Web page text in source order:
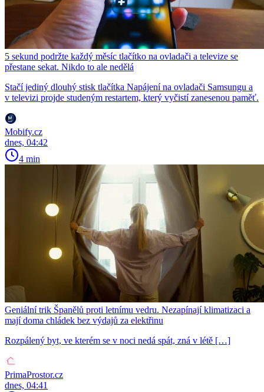
5 sekund podržte každý měsíc tlačítko na ovladači a televize se
přestane sekat. Nikdo to ale nedělá
Stačí jediný dlouhý stisk tlačítka Napájení na ovladači Samsungu a
v televizi projde studeným restartem, který vyčistí zanesenou paměť.
Mobify.cz
dnes, 04:42
4 min
Geniální trik Španělů proti letnímu vedru. Nezapínají klimatizaci a
mají doma chládek bez výdajů za elektřinu
Rozpálený byt, ve kterém se v noci nedá spát, zná v létě […]
PrimaProstor.cz
dnes, 04:41